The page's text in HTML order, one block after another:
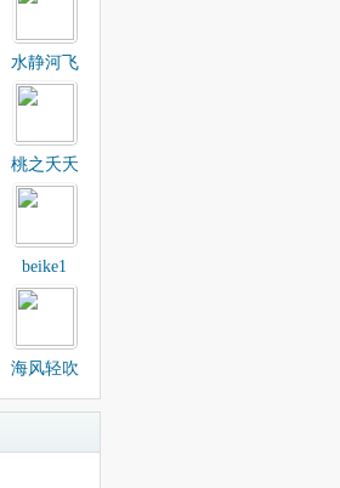
水静河飞
桃之夭夭
beike1
海风轻吹